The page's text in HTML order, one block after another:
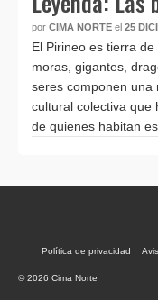
por CIMA NORTE el 25
El Pirineo es tierra
moras, gigantes,
seres componen una
cultural colectiva que
de quienes habitan
Política de privacidad
© 2026 Cima Norte